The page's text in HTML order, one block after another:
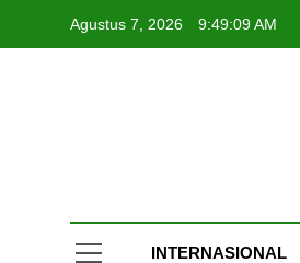
Agustus 7, 2026 9:49:10 AM
INTERNASIONAL